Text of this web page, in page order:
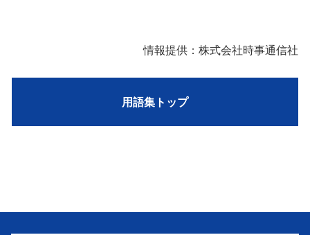
情報提供：株式会社時事通信社
用語集トップ